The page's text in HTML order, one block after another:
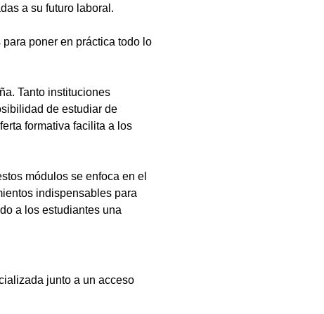
a su futuro laboral.
poner en práctica todo lo
Tanto instituciones
de estudiar de
formativa facilita a los
módulos se enfoca en el
indispensables para
a los estudiantes una
junto a un acceso